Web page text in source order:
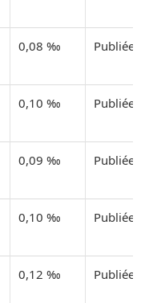
0,08 ‰ Publiée
0,10 ‰ Publiée
0,09 ‰ Publiée
0,10 ‰ Publiée
0,12 ‰ Publiée